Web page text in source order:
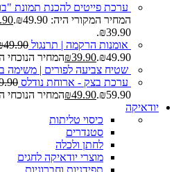
ערכת פייטים להכנת תמונת
המחיר המקורי היה: ₪49.90.
₪39.90.
אומנות הרקמה | תרנגול 49.90
₪49.90.
₪39.90
המחיר הנוכחי הוא:
שטיח צביעה לפורים | משימה
ערכת בצק - ארוחת נודלס
₪59.90.
₪49.90
המחיר הנוכחי הוא:
יודאיקה
כיסוי טליתות
סטנדרים
לחתן ולכלה
מוצרי יודאיקה לחגים
תפידניות וחברוניות